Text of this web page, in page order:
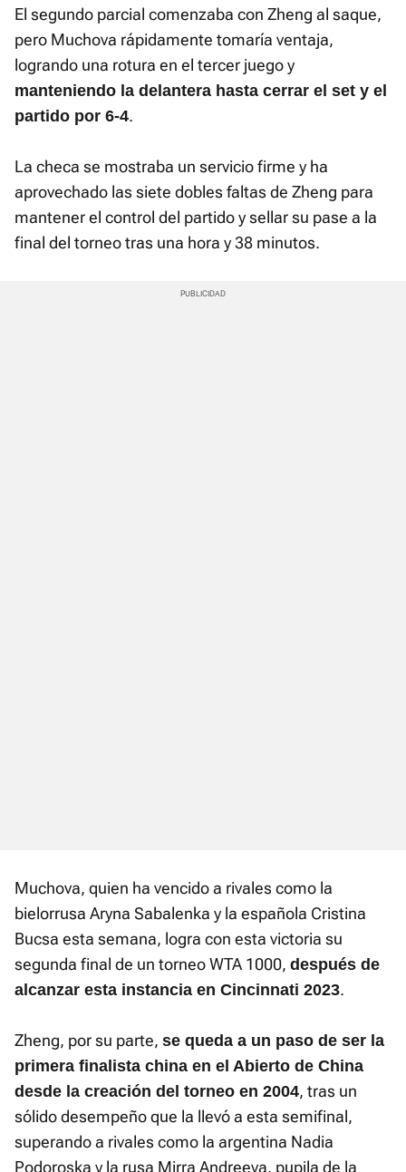
El segundo parcial comenzaba con Zheng al saque,
pero Muchova rápidamente tomaría ventaja,
logrando una rotura en el tercer juego y
manteniendo la delantera hasta cerrar el set y el
partido por 6-4.
La checa se mostraba un servicio firme y ha
aprovechado las siete dobles faltas de Zheng para
mantener el control del partido y sellar su pase a la
final del torneo tras una hora y 38 minutos.
Muchova, quien ha vencido a rivales como la
bielorrusa Aryna Sabalenka y la española Cristina
Bucsa esta semana, logra con esta victoria su
segunda final de un torneo WTA 1000, después de
alcanzar esta instancia en Cincinnati 2023.
Zheng, por su parte, se queda a un paso de ser la
primera finalista china en el Abierto de China
desde la creación del torneo en 2004, tras un
sólido desempeño que la llevó a esta semifinal,
superando a rivales como la argentina Nadia
Podoroska y la rusa Mirra Andreeva, pupila de la